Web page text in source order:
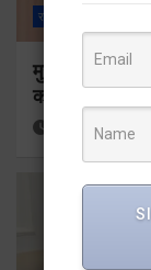
राज्य
मुख्यमंत्री ने
करोड़ की वित्तीय
15 hours ago